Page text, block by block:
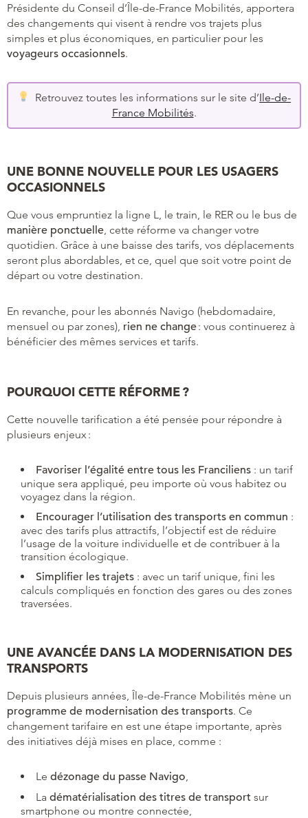
Présidente du Conseil d’Île-de-France Mobilités, apportera
des changements qui visent à rendre vos trajets plus
simples et plus économiques, en particulier pour les
voyageurs occasionnels.
Retrouvez toutes les informations sur le site d’Ile-de-
France Mobilités.
UNE BONNE NOUVELLE POUR LES USAGERS
OCCASIONNELS
Que vous empruntiez la ligne L, le train, le RER ou le bus de
manière ponctuelle , cette réforme va changer votre
quotidien. Grâce à une baisse des tarifs, vos déplacements
seront plus abordables, et ce, quel que soit votre point de
départ ou votre destination.
En revanche, pour les abonnés Navigo (hebdomadaire,
mensuel ou par zones), rien ne change: vous continuerez à
bénéficier des mêmes services et tarifs.
POURQUOI CETTE RÉFORME ?
Cette nouvelle tarification a été pensée pour répondre à
plusieurs enjeux :
Favoriser l’égalité entre tous les Franciliens : un tarif
unique sera appliqué, peu importe où vous habitez ou
voyagez dans la région.
Encourager l’utilisation des transports en commun :
avec des tarifs plus attractifs, l’objectif est de réduire
l’usage de la voiture individuelle et de contribuer à la
transition écologique.
Simplifier les trajets : avec un tarif unique, fini les
calculs compliqués en fonction des gares ou des zones
traversées.
UNE AVANCÉE DANS LA MODERNISATION DES
TRANSPORTS
Depuis plusieurs années, Île-de-France Mobilités mène un
programme de modernisation des transports. Ce
changement tarifaire en est une étape importante, après
des initiatives déjà mises en place, comme :
Le dézonage du passe Navigo
La dématérialisation des titres de transport sur
smartphone ou montre connectée,